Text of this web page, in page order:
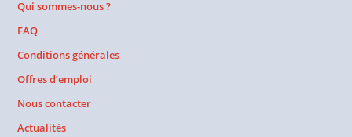
Qui sommes-nous ?
FAQ
Conditions générales
Offres d’emploi
Nous contacter
Actualités